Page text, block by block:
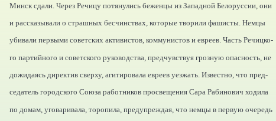
Минск сдали. Через Речицу потянулись беженцы из Западной Белоруссии, они
и рассказывали о страшных бесчинствах, которые творили фашисты. Немцы
убивали первыми советских активистов, коммунистов и евреев. Часть Речицко-
го партийного и советского руководства, предчувствуя грозную опасность, не
дожидаясь директив сверху, агитировала евреев уезжать. Известно, что пред-
седатель городского Союза работников просвещения Сара Рабинович ходила
по домам, уговаривала, торопила, предупреждая, что немцы в первую очередь